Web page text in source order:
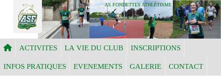
AS FONDETTES ATHLÉTISME
ACTIVITES LA VIE DU CLUB INSCRIPTIONS
INFOS PRATIQUES EVENEMENTS GALERIE CONTACT
Panneau de gestion des cookies